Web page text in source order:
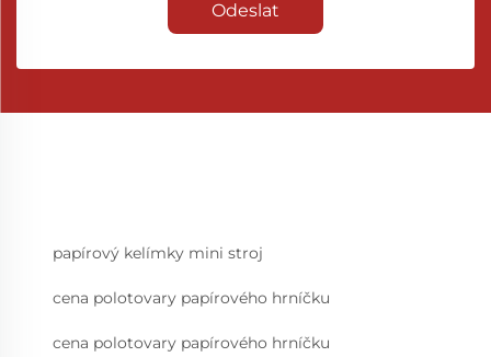
Odeslat
papírový kelímky mini stroj
cena polotovary papírového hrníčku
cena polotovary papírového hrníčku